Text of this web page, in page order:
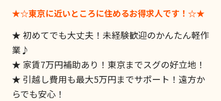
★☆東京に近いところに住めるお得求人です！☆★
★ 初めてでも大丈夫！未経験歓迎のかんたん軽作
業♪
★ 家賃7万円補助あり！東京までスグの好立地！
★ 引越し費用も最大5万円までサポート！遠方か
らでも安心！